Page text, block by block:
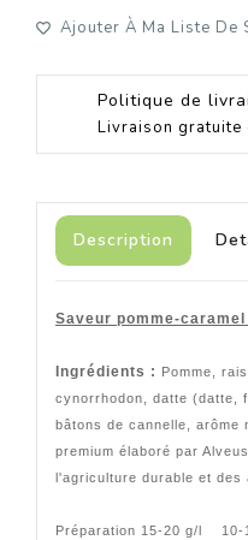
Ajouter À Ma Liste De
Politique de
Livraison gratuite
Description
Saveur pomme-caramel
Ingrédients :
Pomme,
cynorrhodon, datte (datte,
bâtons de cannelle, arôme
premium élaboré par
l'agriculture durable et des
Préparation 15-20 g/l 10-